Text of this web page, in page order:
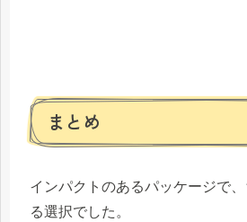
まとめ
インパクトのあるパッケージで
る選択でした。